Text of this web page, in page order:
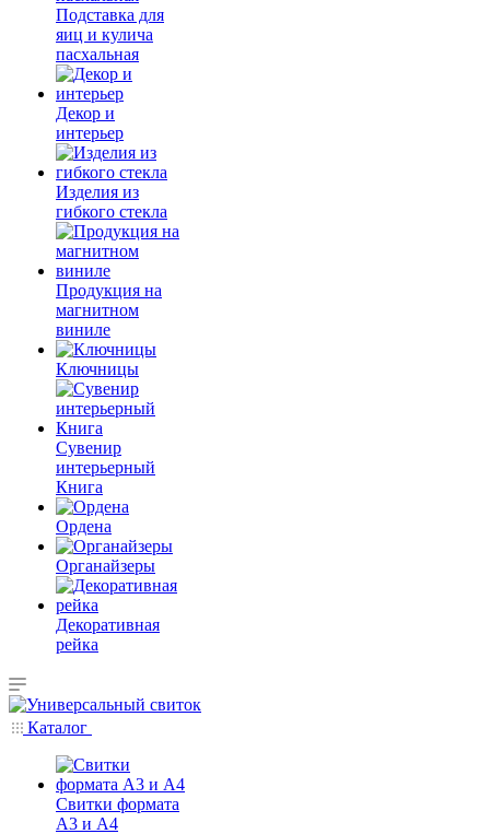
Подставка для
яиц и кулича
пасхальная
Декор и
интерьер
Изделия из
гибкого стекла
Продукция на
магнитном
виниле
Ключницы
Сувенир
интерьерный
Книга
Ордена
Органайзеры
Декоративная
рейка
Каталог
Свитки формата
А3 и А4